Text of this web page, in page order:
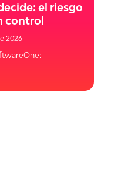
el riesgo
control
2026